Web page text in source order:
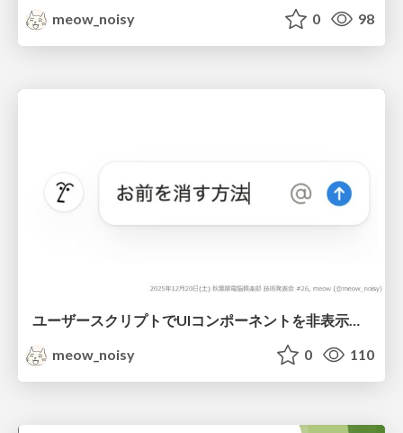
meow_noisy
0 98
ユーザースクリプトでUIコンポーネントを非表示にするなど
meow_noisy
0 110